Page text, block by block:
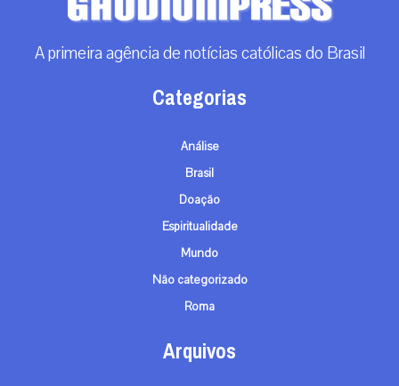
A primeira agência de notícias católicas do Brasil
Categorias
Análise
Brasil
Doação
Espiritualidade
Mundo
Não categorizado
Roma
Arquivos